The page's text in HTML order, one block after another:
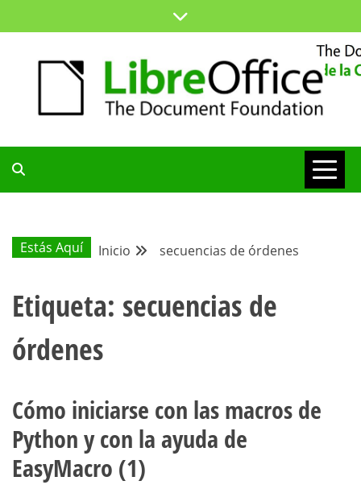
al
BLOG DE LA
COMUNIDAD
HISPANA
Estás Aquí Inicio secuencias de órdenes
Etiqueta: secuencias de
órdenes
Cómo iniciarse con las macros de
Python y con la ayuda de
EasyMacro (1)